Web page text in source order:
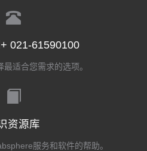
021-61590100
适合您需求的选项。
资源库
服务和软件的帮助。